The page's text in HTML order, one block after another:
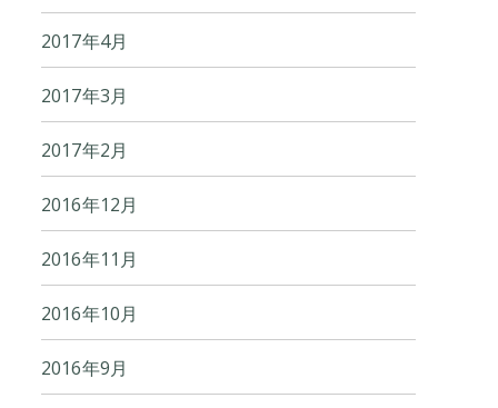
2017年4月
2017年3月
2017年2月
2016年12月
2016年11月
2016年10月
2016年9月